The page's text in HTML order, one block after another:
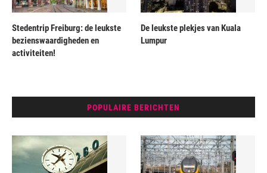
Stedentrip Freiburg: de leukste
bezienswaardigheden en
activiteiten!
De leukste plekjes van Kuala
Lumpur
POPULAIRE BERICHTEN